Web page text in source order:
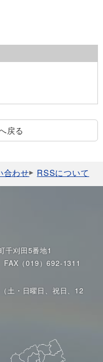
戻る
合わせ RSSについて
刈田5番地1
FAX（019）692-1311
土・日曜日、祝日、12